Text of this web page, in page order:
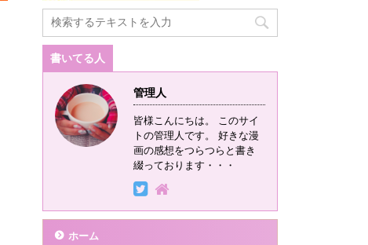
書いてる人
管理人
皆様こんにちは。 このサイ
トの管理人です。 好きな漫
画の感想をつらつらと書き
綴っております・・・
ホーム